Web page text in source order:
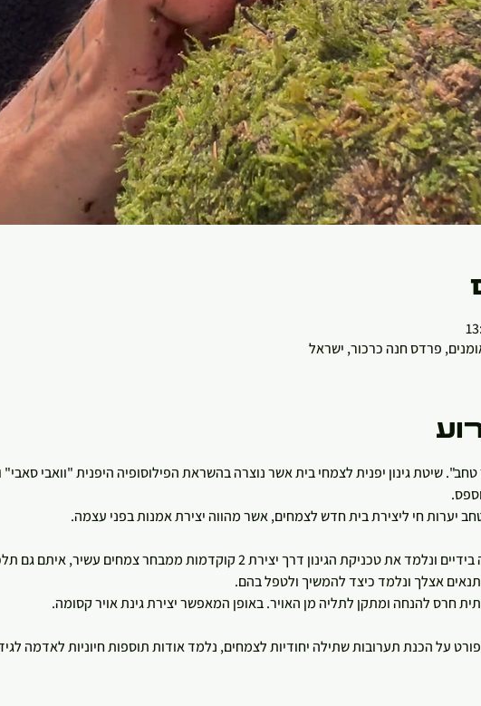
פרדס חנה כרכור, ישראל
שיטת גינון יפנית לצמחי בית אשר נוצרה בהשראת הפילוסופיה היפנית "וואבי
יערות חי ליצירת בית חדש לצמחים, אשר מהווה יצירת אמנות בפני עצמה.
הגינון דרך יצירת 2 קוקדמות ממבחר צמחים עשיר, איתם גם תלכו הביתה!
אצלך ונלמד כיצד להמשיך ולטפל בהם.
חרס להנחה ומתקן לתליה מן האויר. באופן המאפשר יצירת גינת אויר קסומה.
על הכנת תערובות שתילה יחודיות לצמחים, נלמד אודות תוספות חיוניות לאדמה